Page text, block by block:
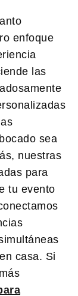
enfoque
las
sea
nuestras
para
tu evento
casa. Si